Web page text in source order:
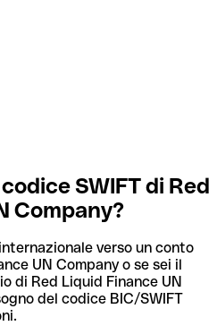
SWIFT di Red
Company?
verso un conto
UN Company o se sei il
di Red Liquid Finance UN
del codice BIC/SWIFT